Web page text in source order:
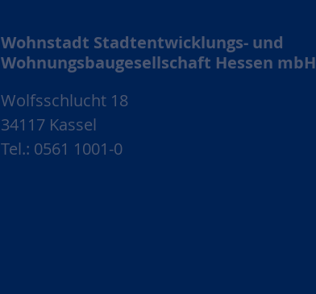
Wohnstadt Stadtentwicklungs- und
Wohnungsbaugesellschaft Hessen mbH
Wolfsschlucht 18
34117 Kassel
Tel.: 0561 1001-0